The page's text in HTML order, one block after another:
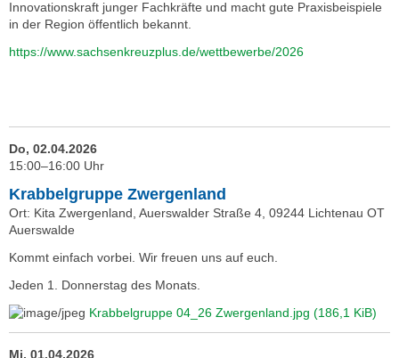
Innovationskraft junger Fachkräfte und macht gute Praxisbeispiele
in der Region öffentlich bekannt.
https://www.sachsenkreuzplus.de/wettbewerbe/2026
Do, 02.04.2026
15:00–16:00 Uhr
Krabbelgruppe Zwergenland
Ort: Kita Zwergenland, Auerswalder Straße 4, 09244 Lichtenau OT
Auerswalde
Kommt einfach vorbei. Wir freuen uns auf euch.
Jeden 1. Donnerstag des Monats.
Krabbelgruppe 04_26 Zwergenland.jpg (186,1 KiB)
Mi, 01.04.2026